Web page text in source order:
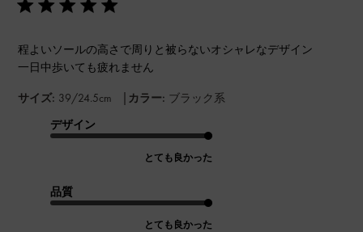
程よいソールの高さで周りと被らないオシャレなデザイン
一日中歩いても疲れません
サイズ: 39/24.5cm | カラー: ブラック系
デザイン
とても良かった
品質
とても良かった